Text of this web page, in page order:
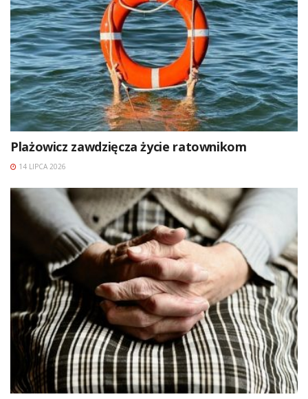
Plażowicz zawdzięcza życie ratownikom
14 LIPCA 2026